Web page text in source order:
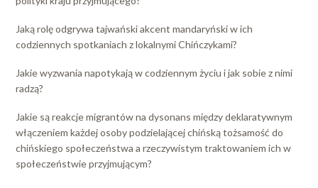
Jaką rolę odgrywa tajwański akcent mandaryński w ich
codziennych spotkaniach z lokalnymi Chińczykami?
Jakie wyzwania napotykają w codziennym życiu i jak sobie z nimi
radzą?
Jakie są reakcje migrantów na dysonans między deklaratywnym
włączeniem każdej osoby podzielającej chińską tożsamość do
chińskiego społeczeństwa a rzeczywistym traktowaniem ich w
społeczeństwie przyjmującym?